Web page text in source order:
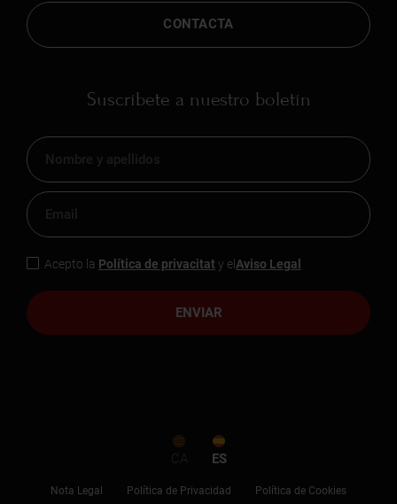
CONTACTA
Suscríbete a nuestro boletín
ENVIAR
Acepto la Política de privacitat y el Aviso Legal
CA ES
Nota Legal Política de Privacidad Política de Cookies